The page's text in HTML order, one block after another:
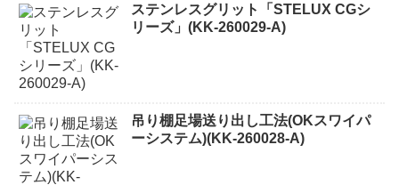
ステンレスグリット「STELUX CGシ
リーズ」(KK-260029-A)
吊り棚足場送り出し工法(OKスワイパ
ーシステム)(KK-260028-A)